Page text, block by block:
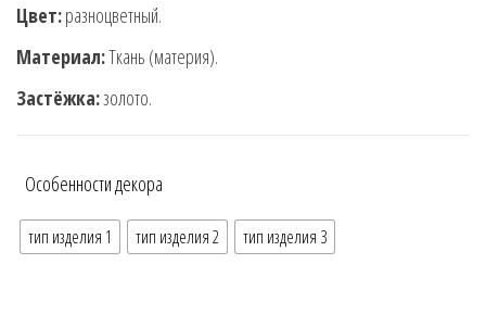
Цвет:разноцветный.
Материал:Ткань (материя).
Застёжка:золото.
Особенности декора
тип изделия 1 тип изделия 2 тип изделия 3